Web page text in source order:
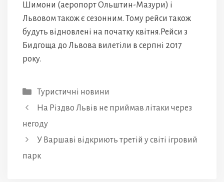
Шимони (аеропорт Ольштин-Мазури) і
Львовом також є сезонним. Тому рейси також
будуть відновлені на початку квітня.Рейси з
Бидгоща до Львова вилетіли в серпні 2017
року.
Категорії
Туристичні новини
На Різдво Львів не приймав літаки через
негоду
У Варшаві відкриють третій у світі ігровий
парк